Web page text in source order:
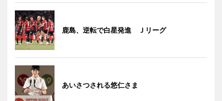
鹿島、逆転で白星発進 Ｊリーグ
あいさつされる悠仁さま